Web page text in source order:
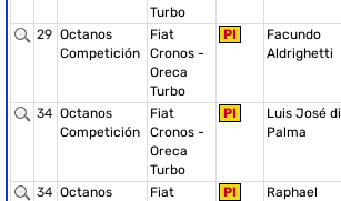
Turbo
29 Octanos
Competición
Fiat
Cronos -
Oreca
Turbo
PI
Facundo
Aldrighetti
34 Octanos
Competición
Fiat
Cronos -
Oreca
Turbo
PI
Luis José di
Palma
34 Octanos
Fiat
PI
Raphael